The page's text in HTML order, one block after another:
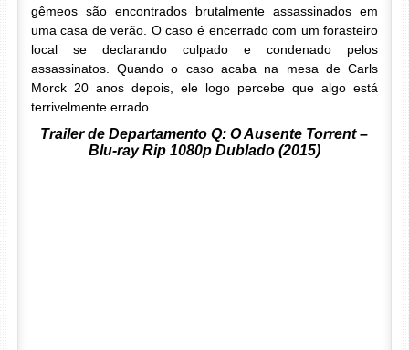
gêmeos são encontrados brutalmente assassinados em
uma casa de verão. O caso é encerrado com um forasteiro
local se declarando culpado e condenado pelos
assassinatos. Quando o caso acaba na mesa de Carls
Morck 20 anos depois, ele logo percebe que algo está
terrivelmente errado.
Trailer de Departamento Q: O Ausente Torrent –
Blu-ray Rip 1080p Dublado (2015)